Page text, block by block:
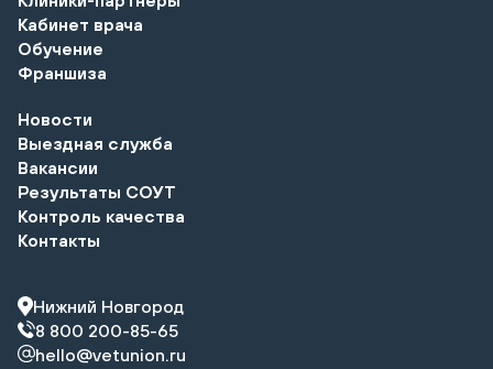
Кабинет врача
Обучение
Франшиза
Новости
Выездная служба
Вакансии
Результаты СОУТ
Контроль качества
Контакты
Нижний Новгород
8 800 200-85-65
hello@vetunion.ru